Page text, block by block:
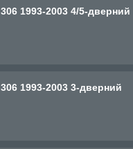
306 1993-2003 4/5-дверний
306 1993-2003 3-дверний